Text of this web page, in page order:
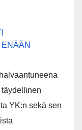
YK:n sekä sen